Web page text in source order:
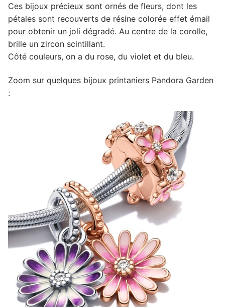
Ces bijoux précieux sont ornés de fleurs, dont les
pétales sont recouverts de résine colorée effet émail
pour obtenir un joli dégradé. Au centre de la corolle,
brille un zircon scintillant.
Côté couleurs, on a du rose, du violet et du bleu.
Zoom sur quelques bijoux printaniers Pandora Garden
: